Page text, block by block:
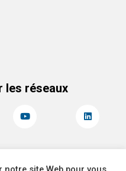
les réseaux